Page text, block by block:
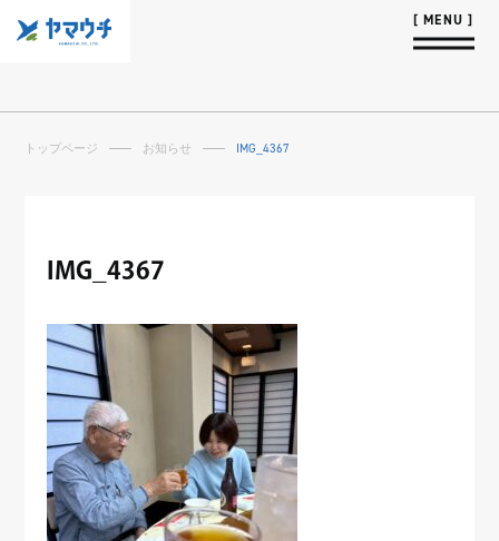
トップページ お知らせ IMG_4367
IMG_4367